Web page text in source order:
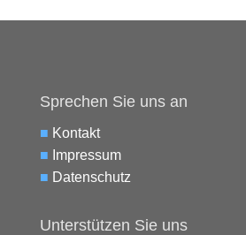
Sprechen Sie uns an
■ Kontakt
■ Impressum
■ Datenschutz
Unterstützen Sie uns